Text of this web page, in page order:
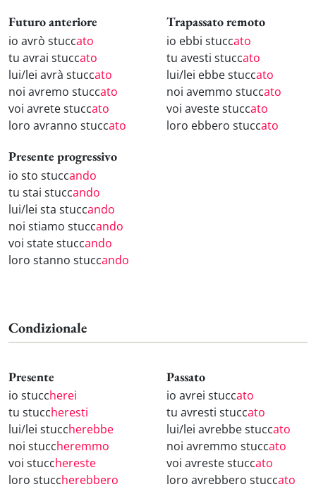
Futuro anteriore
io avrò stuccato
tu avrai stuccato
lui/lei avrà stuccato
noi avremo stuccato
voi avrete stuccato
loro avranno stuccato
Trapassato remoto
io ebbi stuccato
tu avesti stuccato
lui/lei ebbe stuccato
noi avemmo stuccato
voi aveste stuccato
loro ebbero stuccato
Presente progressivo
io sto stuccando
tu stai stuccando
lui/lei sta stuccando
noi stiamo stuccando
voi state stuccando
loro stanno stuccando
Condizionale
Presente
io stuccherei
tu stuccheresti
lui/lei stuccherebbe
noi stuccheremmo
voi stucchereste
loro stuccherebbero
Passato
io avrei stuccato
tu avresti stuccato
lui/lei avrebbe stuccato
noi avremmo stuccato
voi avreste stuccato
loro avrebbero stuccato